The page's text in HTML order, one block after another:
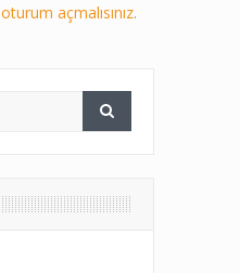
oturum açmalısınız.